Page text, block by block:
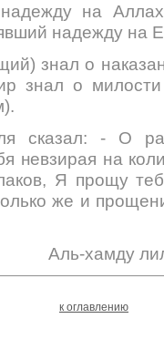
на
надежду на
знал о
знал о
сказал: - О
невзирая на
Я прощу
же и
Аль-хамду
к оглавлению